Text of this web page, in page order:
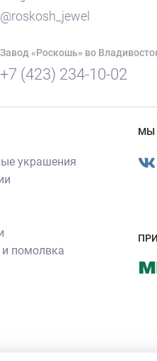
@roskosh_jewel
Завод «Роскошь» во
+7 (423) 234-10-02
украшения
помолвка
МЫ